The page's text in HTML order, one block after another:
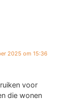
2025 om 15:36
voor
die wonen